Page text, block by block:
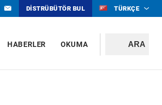
DISTRÜBÜTÖR BUL TÜRKÇE
HABERLER OKUMA